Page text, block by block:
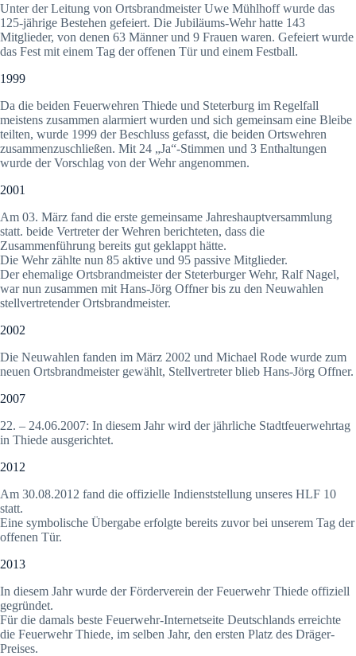
Unter der Leitung von Ortsbrandmeister Uwe Mühlhoff wurde das
125-jährige Bestehen gefeiert. Die Jubiläums-Wehr hatte 143
Mitglieder, von denen 63 Männer und 9 Frauen waren. Gefeiert wurde
das Fest mit einem Tag der offenen Tür und einem Festball.
1999
Da die beiden Feuerwehren Thiede und Steterburg im Regelfall
meistens zusammen alarmiert wurden und sich gemeinsam eine Bleibe
teilten, wurde 1999 der Beschluss gefasst, die beiden Ortswehren
zusammenzuschließen. Mit 24 „Ja“-Stimmen und 3 Enthaltungen
wurde der Vorschlag von der Wehr angenommen.
2001
Am 03. März fand die erste gemeinsame Jahreshauptversammlung
statt. beide Vertreter der Wehren berichteten, dass die
Zusammenführung bereits gut geklappt hätte.
Die Wehr zählte nun 85 aktive und 95 passive Mitglieder.
Der ehemalige Ortsbrandmeister der Steterburger Wehr, Ralf Nagel,
war nun zusammen mit Hans-Jörg Offner bis zu den Neuwahlen
stellvertretender Ortsbrandmeister.
2002
Die Neuwahlen fanden im März 2002 und Michael Rode wurde zum
neuen Ortsbrandmeister gewählt, Stellvertreter blieb Hans-Jörg Offner.
2007
22. – 24.06.2007: In diesem Jahr wird der jährliche Stadtfeuerwehrtag
in Thiede ausgerichtet.
2012
Am 30.08.2012 fand die offizielle Indienststellung unseres HLF 10
statt.
Eine symbolische Übergabe erfolgte bereits zuvor bei unserem Tag der
offenen Tür.
2013
In diesem Jahr wurde der Förderverein der Feuerwehr Thiede offiziell
gegründet.
Für die damals beste Feuerwehr-Internetseite Deutschlands erreichte
die Feuerwehr Thiede, im selben Jahr, den ersten Platz des Dräger-
Preises.